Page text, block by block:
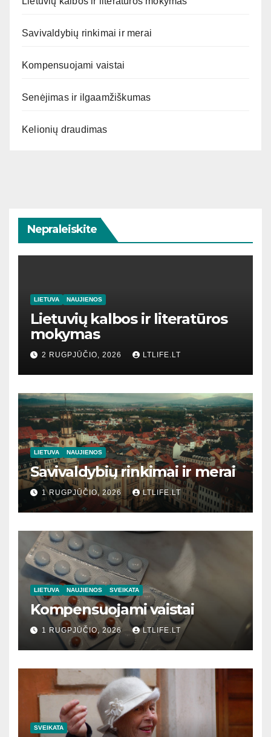
Savivaldybių rinkimai ir merai
Kompensuojami vaistai
Senėjimas ir ilgaamžiškumas
Kelionių draudimas
Nepraleiskite
LIETUVA NAUJIENOS
Lietuvių kalbos ir literatūros
mokymas
2 RUGPJŪČIO, 2026 LTLIFE.LT
LIETUVA NAUJIENOS
Savivaldybių rinkimai ir merai
1 RUGPJŪČIO, 2026 LTLIFE.LT
LIETUVA NAUJIENOS SVEIKATA
Kompensuojami vaistai
1 RUGPJŪČIO, 2026 LTLIFE.LT
SVEIKATA